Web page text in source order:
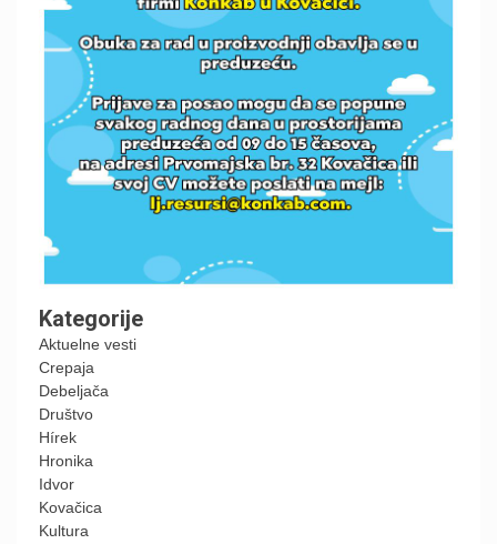
Kategorije
Aktuelne vesti
Crepaja
Debeljača
Društvo
Hírek
Hronika
Idvor
Kovačica
Kultura